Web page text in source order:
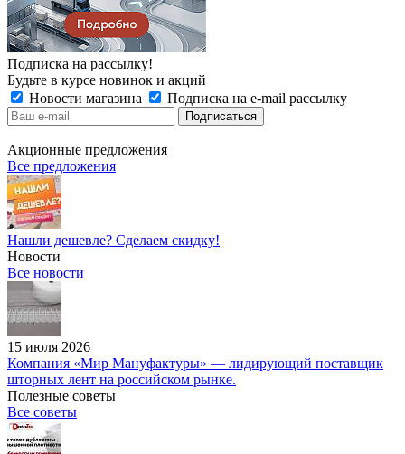
Подписка на рассылку!
Будьте в курсе новинок и акций
Новости магазина
Подписка на e-mail рассылку
Акционные предложения
Все предложения
Нашли дешевле? Сделаем скидку!
Новости
Все новости
15 июля 2026
Компания «Мир Мануфактуры» — лидирующий поставщик
шторных лент на российском рынке.
Полезные советы
Все советы